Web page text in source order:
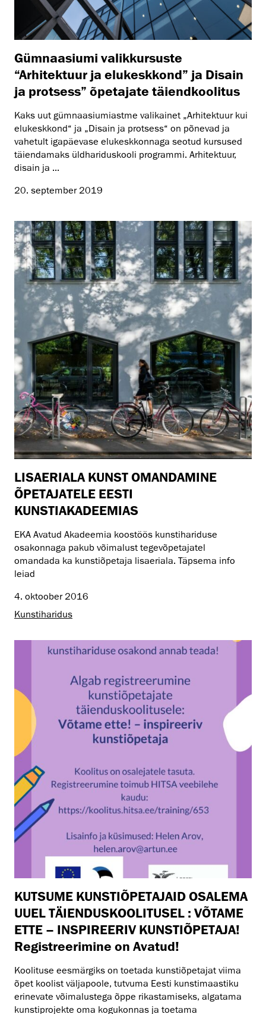
Gümnaasiumi valikkursuste
“Arhitektuur ja elukeskkond” ja Disain
ja protsess” õpetajate täiendkoolitus
Kaks uut gümnaasiumiastme valikainet „Arhitektuur kui
elukeskkond“ ja „Disain ja protsess“ on põnevad ja
vahetult igapäevase elukeskkonnaga seotud kursused
täiendamaks üldhariduskooli programmi. Arhitektuur,
disain ja ...
20. september 2019
LISAERIALA KUNST OMANDAMINE
ÕPETAJATELE EESTI
KUNSTIAKADEEMIAS
EKA Avatud Akadeemia koostöös kunstihariduse
osakonnaga pakub võimalust tegevõpetajatel
omandada ka kunstiõpetaja lisaeriala. Täpsema info
leiad
4. oktoober 2016
Kunstiharidus
KUTSUME KUNSTIÕPETAJAID OSALEMA
UUEL TÄIENDUSKOOLITUSEL : VÕTAME
ETTE – INSPIREERIV KUNSTIÕPETAJA!
Registreerimine on Avatud!
Koolituse eesmärgiks on toetada kunstiõpetajat viima
õpet koolist väljapoole, tutvuma Eesti kunstimaastiku
erinevate võimalustega õppe rikastamiseks, algatama
kunstiprojekte oma kogukonnas ja toetama